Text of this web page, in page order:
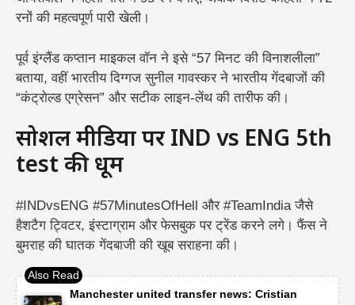
रनों की महत्वपूर्ण पारी खेली।
पूर्व इंग्लैंड कप्तान माइकल वॉन ने इसे “57 मिनट की विनाशलीला”
बताया, वहीं भारतीय दिग्गज सुनील गावस्कर ने भारतीय गेंदबाजों की
“कंट्रोल्ड एग्रेसन” और सटीक लाइन-लेंथ की तारीफ की।
सोशल मीडिया पर IND vs ENG 5th
test की धूम
#INDvsENG #57MinutesOfHell और #TeamIndia जैसे
हैशटैग ट्विटर, इंस्टाग्राम और फेसबुक पर ट्रेंड करने लगे। फैंस ने
बुमराह की घातक गेंदबाजी की खूब सराहना की।
Manchester united transfer news: Cristian